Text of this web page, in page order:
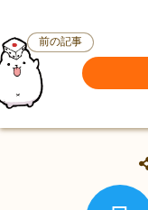
前の記事